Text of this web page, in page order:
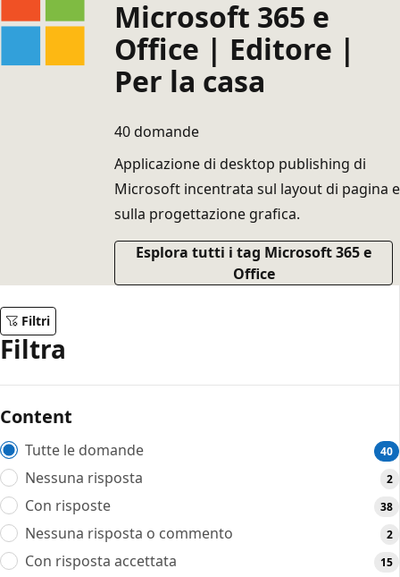
Microsoft 365 e
Office | Editore |
Per la casa
40 domande
Applicazione di desktop publishing di
Microsoft incentrata sul layout di pagina e
sulla progettazione grafica.
Esplora tutti i tag Microsoft 365 e
Office
Filtri
Filtra
Content
Tutte le domande 40
Nessuna risposta 2
Con risposte 38
Nessuna risposta o commento 2
Con risposta accettata 15